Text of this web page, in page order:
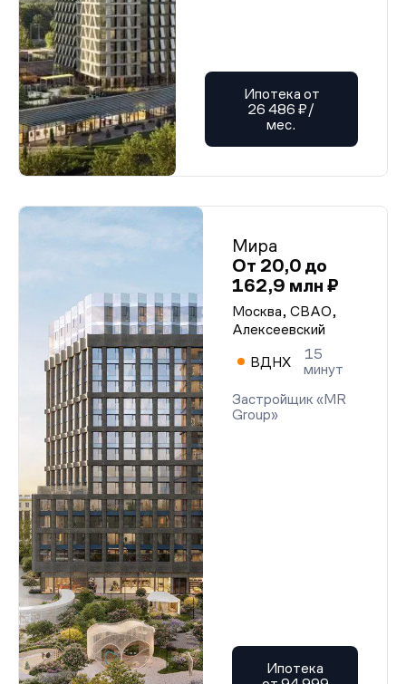
Ипотека от
26 486 ₽/
мес.
Мира
От 20,0 до
162,9 млн ₽
Москва, СВАО,
Алексеевский
ВДНХ
15
минут
Застройщик «MR
Group»
Ипотека